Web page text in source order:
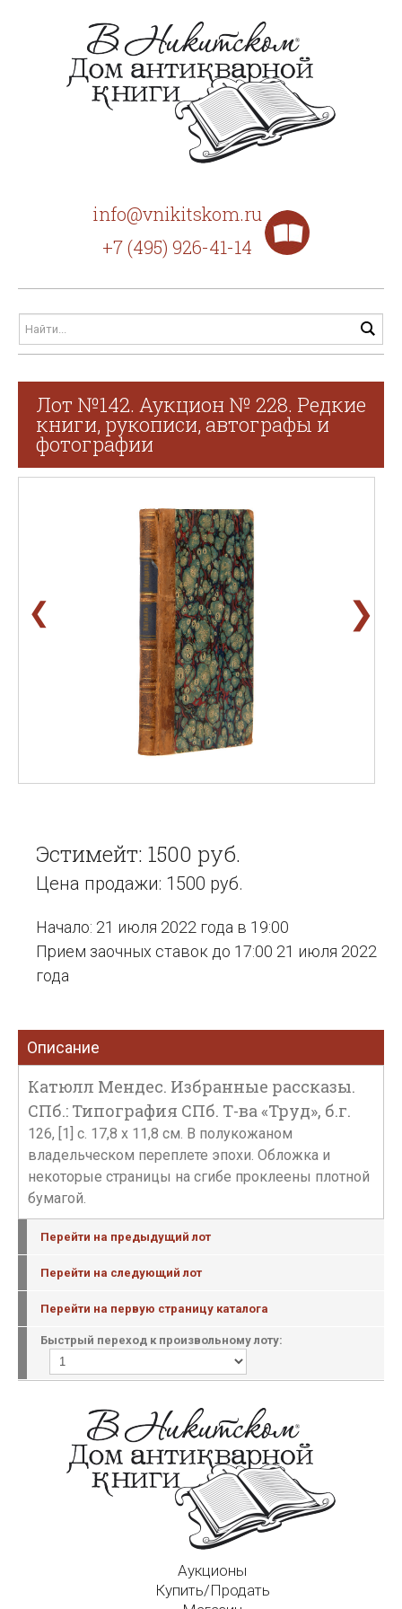
info@vnikitskom.ru
+7 (495) 926-41-14
Лот №142. Аукцион № 228. Редкие
книги, рукописи, автографы и
фотографии
❮ ❯
Эстимейт: 1500 руб.
Цена продажи: 1500 руб.
Начало: 21 июля 2022 года в 19:00
Прием заочных ставок до 17:00 21 июля 2022
года
Описание
Катюлл Мендес. Избранные рассказы.
СПб.: Типография СПб. Т-ва «Труд», б.г.
126, [1] с. 17,8 х 11,8 см. В полукожаном
владельческом переплете эпохи. Обложка и
некоторые страницы на сгибе проклеены плотной
бумагой.
Перейти на предыдущий лот
Перейти на следующий лот
Перейти на первую страницу каталога
Быстрый переход к произвольному лоту:
Аукционы
Купить/Продать